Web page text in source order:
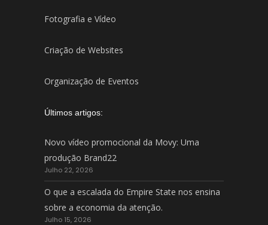
Fotografia e Vídeo
Criação de Websites
Organização de Eventos
Últimos artigos:
Novo vídeo promocional da Movy: Uma
produção Brand22
Julho 22, 2026
O que a escalada do Empire State nos ensina
sobre a economia da atenção.
Julho 15, 2026